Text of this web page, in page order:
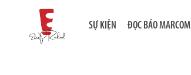
SỰ KIỆN ĐỌC BÁO MARCOM